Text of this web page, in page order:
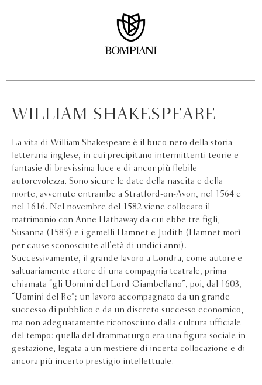
WILLIAM SHAKESPEARE
La vita di William Shakespeare è il buco nero della storia
letteraria inglese, in cui precipitano intermittenti teorie e
fantasie di brevissima luce e di ancor più flebile
autorevolezza. Sono sicure le date della nascita e della
morte, avvenute entrambe a Stratford-on-Avon, nel 1564 e
nel 1616. Nel novembre del 1582 viene collocato il
matrimonio con Anne Hathaway da cui ebbe tre figli,
Susanna (1583) e i gemelli Hamnet e Judith (Hamnet morì
per cause sconosciute all’età di undici anni).
Successivamente, il grande lavoro a Londra, come autore e
saltuariamente attore di una compagnia teatrale, prima
chiamata “gli Uomini del Lord Ciambellano”, poi, dal 1603,
“Uomini del Re”; un lavoro accompagnato da un grande
successo di pubblico e da un discreto successo economico,
ma non adeguatamente riconosciuto dalla cultura ufficiale
del tempo: quella del drammaturgo era una figura sociale in
gestazione, legata a un mestiere di incerta collocazione e di
ancora più incerto prestigio intellettuale.